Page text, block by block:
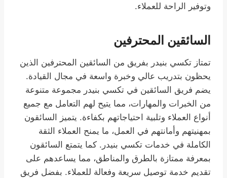
وتوفير الراحة للعملاء.
السائقين المحترفين
تمتاز تكسي بنيدر بفريق من السائقين المحترفين الذين
يحظون بتدريب عالي وخبرة واسعة في مجال القيادة.
يضم فريق السائقين في تكسي بنيدر مجموعة متنوعة
من الخبرات والمهارات، مما يتيح لهم التعامل مع جميع
أنواع العملاء وتلبية احتياجاتهم بكفاءة. يتميز السائقون
بمهنيتهم وأمانتهم في العمل، ما يمنح العملاء الثقة
الكاملة في خدمات تكسي بنيدر. كما يتمتع السائقون
بمعرفة ممتازة بالطرق والمناطق، مما يساعدهم على
تقديم خدمة توصيل سريعة وفعالة للعملاء. بفضل فريق